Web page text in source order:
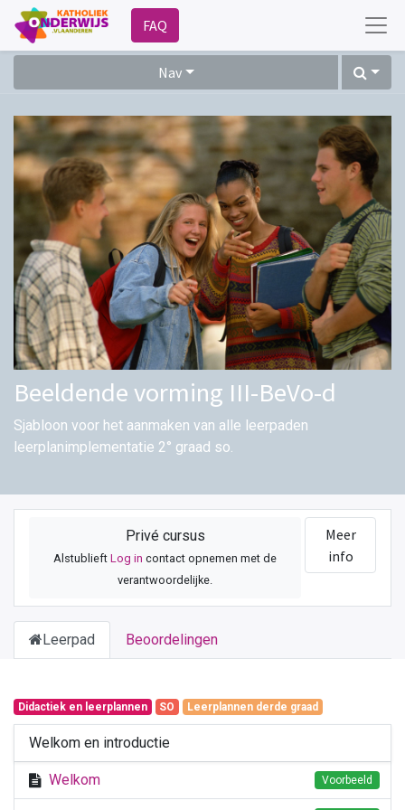
FAQ
Nav
Beeldende vorming III-BeVo-d
Sjabloon voor het aanmaken van alle leerpaden
leerplanimplementatie 2° graad so.
Privé cursus
AlstublieftLog in contact opnemen met de
verantwoordelijke.
Meer
info
Leerpad Beoordelingen
Didactiek en leerplannen SO Leerplannen derde graad
Welkom en introductie
Welkom Voorbeeld